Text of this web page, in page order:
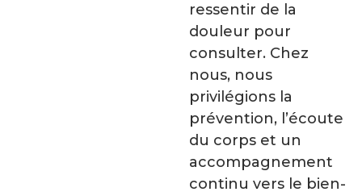
ressentir de la
douleur pour
consulter. Chez
nous, nous
privilégions la
prévention, l’écoute
du corps et un
accompagnement
continu vers le bien-